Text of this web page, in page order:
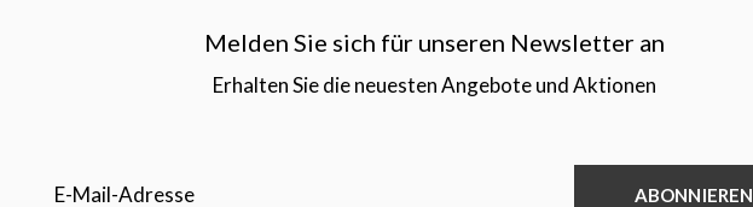
Melden Sie sich für unseren Newsletter an
Erhalten Sie die neuesten Angebote und Aktionen
ABONNIEREN